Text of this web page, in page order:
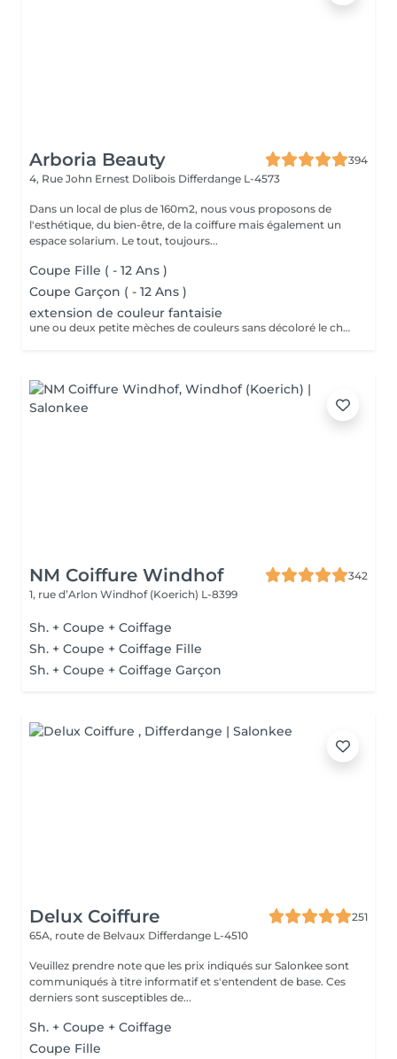
Arboria Beauty
394
4, Rue John Ernest Dolibois Differdange L-4573
Dans un local de plus de 160m2, nous vous proposons de
l'esthétique, du bien-être, de la coiffure mais également un
espace solarium. Le tout, toujours...
Coupe Fille ( - 12 Ans )
Coupe Garçon ( - 12 Ans )
extension de couleur fantaisie
une ou deux petite mèches de couleurs sans décoloré le cheveux 9 euro part mèches posé
NM Coiffure Windhof
342
1, rue d’Arlon Windhof (Koerich) L-8399
Sh. + Coupe + Coiffage
Sh. + Coupe + Coiffage Fille
Sh. + Coupe + Coiffage Garçon
Delux Coiffure
251
65A, route de Belvaux Differdange L-4510
Veuillez prendre note que les prix indiqués sur Salonkee sont
communiqués à titre informatif et s'entendent de base. Ces
derniers sont susceptibles de...
Sh. + Coupe + Coiffage
Coupe Fille